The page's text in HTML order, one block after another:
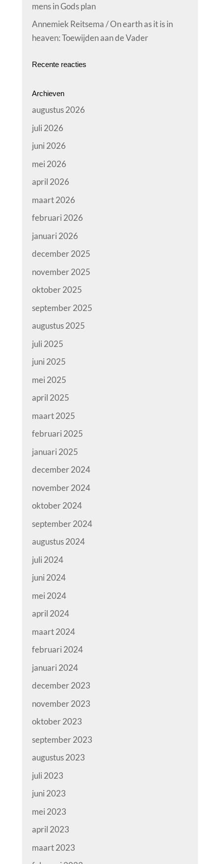
mens in Gods plan
Annemiek Reitsema / On earth as it is in
heaven: Toewijden aan de Vader
Recente reacties
Archieven
augustus 2026
juli 2026
juni 2026
mei 2026
april 2026
maart 2026
februari 2026
januari 2026
december 2025
november 2025
oktober 2025
september 2025
augustus 2025
juli 2025
juni 2025
mei 2025
april 2025
maart 2025
februari 2025
januari 2025
december 2024
november 2024
oktober 2024
september 2024
augustus 2024
juli 2024
juni 2024
mei 2024
april 2024
maart 2024
februari 2024
januari 2024
december 2023
november 2023
oktober 2023
september 2023
augustus 2023
juli 2023
juni 2023
mei 2023
april 2023
maart 2023